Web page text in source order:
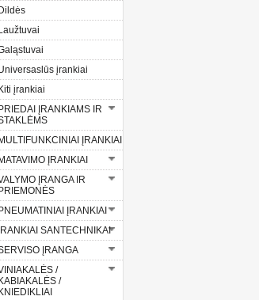
Dildės
Laužtuvai
įrankiai
Kiti įrankiai
PRIEDAI ĮRANKIAMS IR
MULTIFUNKCINIAI ĮRANKIAI
MATAVIMO ĮRANKIAI
ĮRANGA IR
PRIEMONĖS
PNEUMATINIAI ĮRANKIAI
ĮRANKIAI SANTECHNIKAI
ĮRANGA
/
KABIAKALĖS /
KNIEDIKLIAI